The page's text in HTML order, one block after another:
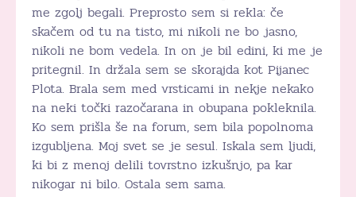
me zgolj begali. Preprosto sem si rekla: če
skačem od tu na tisto, mi nikoli ne bo jasno,
nikoli ne bom vedela. In on je bil edini, ki me je
pritegnil. In držala sem se skorajda kot Pijanec
Plota. Brala sem med vrsticami in nekje nekako
na neki točki razočarana in obupana pokleknila.
Ko sem prišla še na forum, sem bila popolnoma
izgubljena. Moj svet se je sesul. Iskala sem ljudi,
ki bi z menoj delili tovrstno izkušnjo, pa kar
nikogar ni bilo. Ostala sem sama.